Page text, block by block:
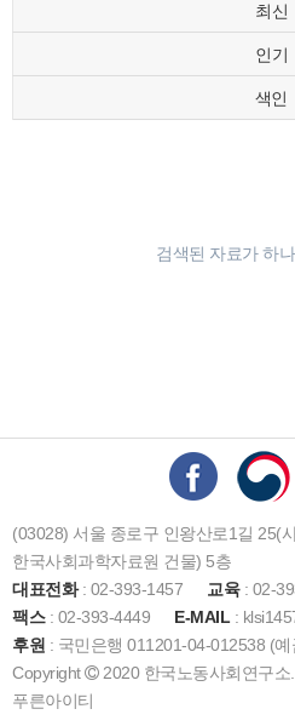
최신
인기
색인
검색된 자료가 하
(03028) 서울 종로구 인왕산로1길 25(
한국사회과학자료원 건물) 5층
대표전화: 02-393-1457 교육: 02-
팩스: 02-393-4449 E-MAIL :
후원 : 국민은행 011201-04-012538 (
Copyright
2020 한국노동사회연구소
푸른아이티